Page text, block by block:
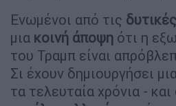
Ενωμένοι από τις
μια κοινή άποψη ότι η
του Τραμπ είναι
Σι έχουν δημιουργήσει
τα τελευταία χρόνια - και